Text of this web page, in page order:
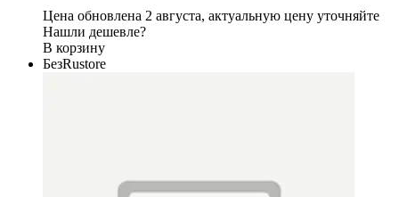
Цена обновлена 2 августа, актуальную цену уточняйте
Нашли дешевле?
В корзину
БезRustore